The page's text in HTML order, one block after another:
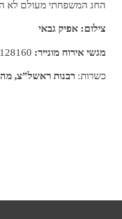
החג המשפחתי מעולם לא
צילום: אפיק גבאי
מגשי אירוח מונייר:
כשרות: רבנות ראשל”צ,